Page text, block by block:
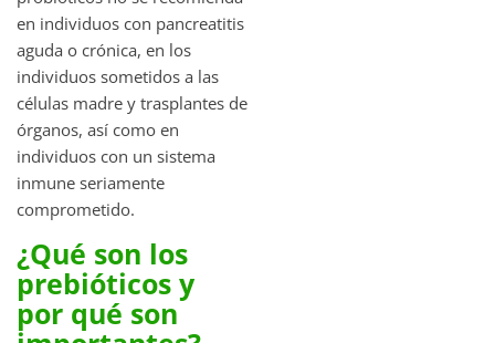
en individuos con pancreatitis
aguda o crónica, en los
individuos sometidos a las
células madre y trasplantes de
órganos, así como en
individuos con un sistema
inmune seriamente
comprometido.
¿Qué son los
prebióticos y
por qué son